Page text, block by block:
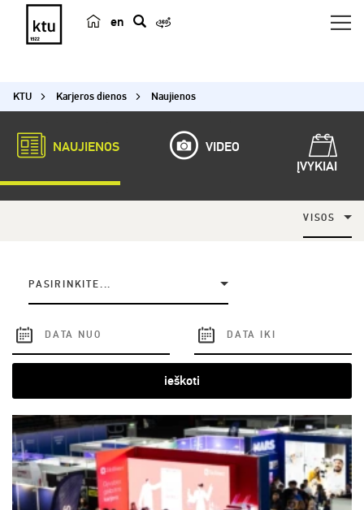
en
e
KTU Karjeros dienos Naujienos
NAUJIENOS
VIDEO
ĮVYKIAI
VISOS
PASIRINKITE...
ieškoti